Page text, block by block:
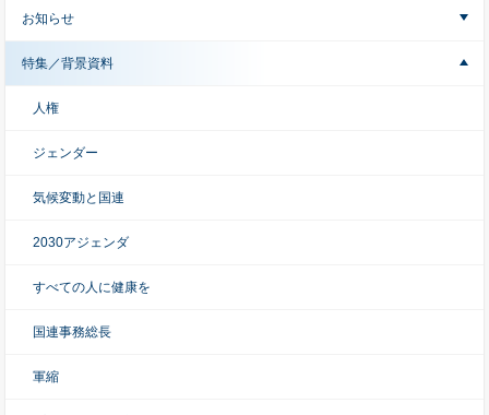
お知らせ
特集／背景資料
人権
ジェンダー
気候変動と国連
2030アジェンダ
すべての人に健康を
国連事務総長
軍縮